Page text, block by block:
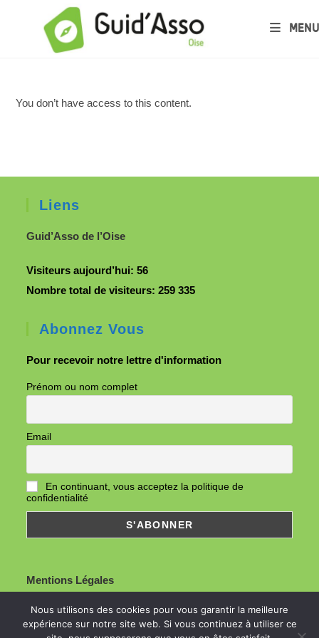
MENU
You don’t have access to this content.
Liens
Guid’Asso de l’Oise
Visiteurs aujourd’hui:56
Nombre total de visiteurs:259 335
Abonnez Vous
Pour recevoir notre lettre d'information
Prénom ou nom complet
Email
En continuant, vous acceptez la politique de
confidentialité
Mentions Légales
Nous utilisons des cookies pour vous garantir la meilleure
expérience sur notre site web. Si vous continuez à utiliser ce